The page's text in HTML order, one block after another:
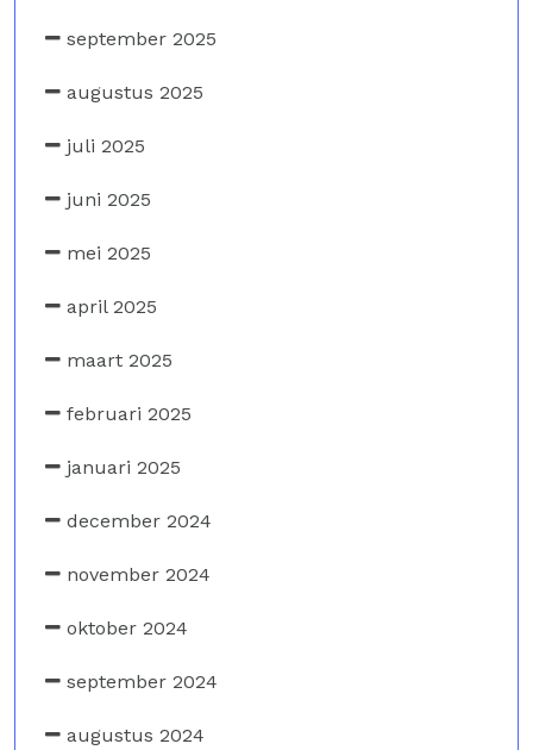
september 2025
augustus 2025
juli 2025
juni 2025
mei 2025
april 2025
maart 2025
februari 2025
januari 2025
december 2024
november 2024
oktober 2024
september 2024
augustus 2024